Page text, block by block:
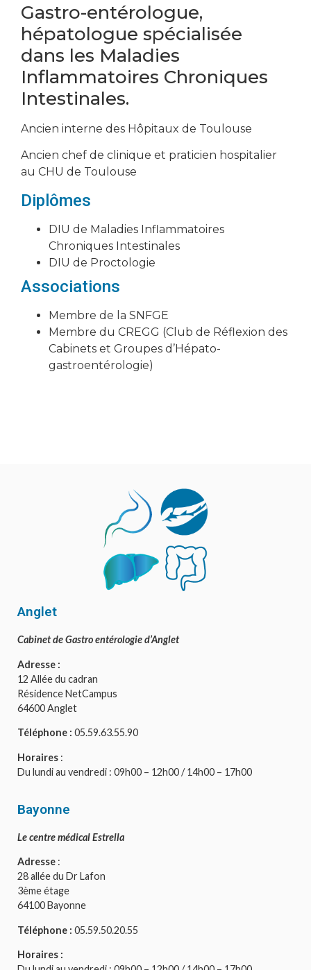
Gastro-entérologue,
hépatologue spécialisée
dans les Maladies
Inflammatoires Chroniques
Intestinales.
Ancien interne des Hôpitaux de Toulouse
Ancien chef de clinique et praticien hospitalier
au CHU de Toulouse
Diplômes
DIU de Maladies Inflammatoires
Chroniques Intestinales
DIU de Proctologie
Associations
Membre de la SNFGE
Membre du CREGG (Club de Réflexion des
Cabinets et Groupes d’Hépato-
gastroentérologie)
Anglet
Cabinet de Gastro entérologie d’Anglet
Adresse :
12 Allée du cadran
Résidence NetCampus
64600 Anglet
Téléphone : 05.59.63.55.90
Horaires :
Du lundi au vendredi : 09h00 – 12h00 / 14h00 – 17h00
Bayonne
Le centre médical Estrella
Adresse :
28 allée du Dr Lafon
3ème étage
64100 Bayonne
Téléphone : 05.59.50.20.55
Horaires :